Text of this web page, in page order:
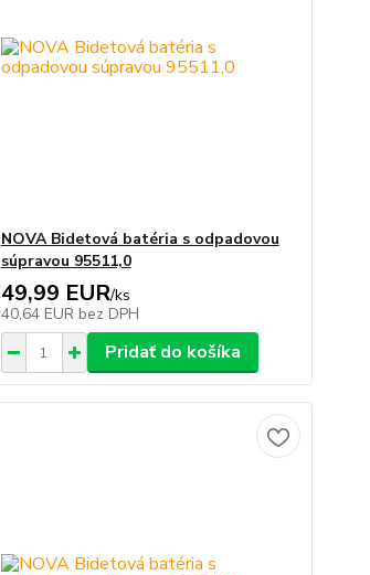
NOVA Bidetová batéria s odpadovou
súpravou 95511,0
49,99 EUR/ks
40,64 EUR bez DPH
Pridať do košíka